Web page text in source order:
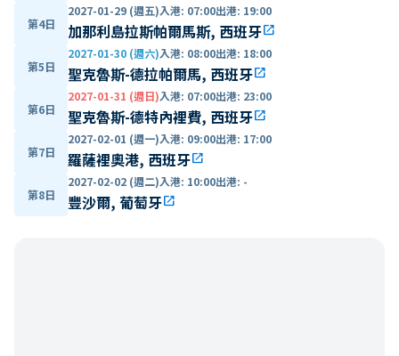
第4日
2027-01-29 (週五)入港: 07:00出港: 19:00
加那利島拉斯帕爾馬斯, 西班牙open_in_new
第5日
2027-01-30 (週六)入港: 08:00出港: 18:00
聖克魯斯-德拉帕爾馬, 西班牙open_in_new
第6日
2027-01-31 (週日)入港: 07:00出港: 23:00
聖克魯斯-德特內裡費, 西班牙open_in_new
第7日
2027-02-01 (週一)入港: 09:00出港: 17:00
羅薩裡奧港, 西班牙open_in_new
第8日
2027-02-02 (週二)入港: 10:00出港: -
豐沙爾, 葡萄牙open_in_new